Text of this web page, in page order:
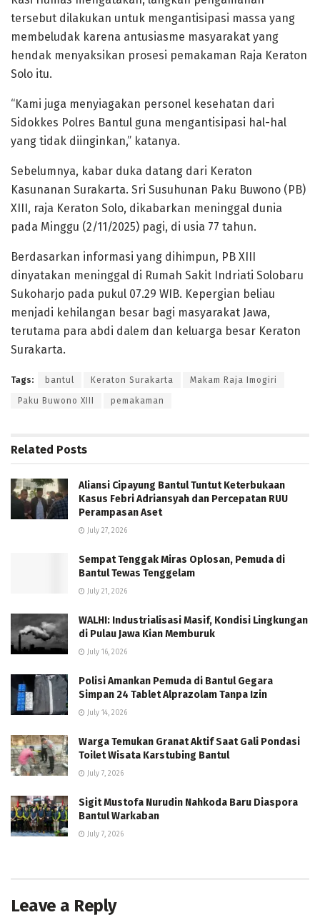
tersebut dilakukan untuk mengantisipasi massa yang
membeludak karena antusiasme masyarakat yang
hendak menyaksikan prosesi pemakaman Raja Keraton
Solo itu.
“Kami juga menyiagakan personel kesehatan dari
Sidokkes Polres Bantul guna mengantisipasi hal-hal
yang tidak diinginkan,” katanya.
Sebelumnya, kabar duka datang dari Keraton
Kasunanan Surakarta. Sri Susuhunan Paku Buwono (PB)
XIII, raja Keraton Solo, dikabarkan meninggal dunia
pada Minggu (2/11/2025) pagi, di usia 77 tahun.
Berdasarkan informasi yang dihimpun, PB XIII
dinyatakan meninggal di Rumah Sakit Indriati Solobaru
Sukoharjo pada pukul 07.29 WIB. Kepergian beliau
menjadi kehilangan besar bagi masyarakat Jawa,
terutama para abdi dalem dan keluarga besar Keraton
Surakarta.
Tags: bantul Keraton Surakarta Makam Raja Imogiri
Paku Buwono XIII pemakaman
Related Posts
Aliansi Cipayung Bantul Tuntut Keterbukaan
Kasus Febri Adriansyah dan Percepatan RUU
Perampasan Aset
July 27, 2026
Sempat Tenggak Miras Oplosan, Pemuda di
Bantul Tewas Tenggelam
July 21, 2026
WALHI: Industrialisasi Masif, Kondisi Lingkungan
di Pulau Jawa Kian Memburuk
July 16, 2026
Polisi Amankan Pemuda di Bantul Gegara
Simpan 24 Tablet Alprazolam Tanpa Izin
July 14, 2026
Warga Temukan Granat Aktif Saat Gali Pondasi
Toilet Wisata Karstubing Bantul
July 7, 2026
Sigit Mustofa Nurudin Nahkoda Baru Diaspora
Bantul Warkaban
July 7, 2026
Leave a Reply